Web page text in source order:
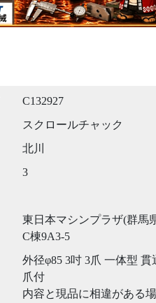
C132927
スクロールチャック
北川
3
東日本マシンプラザ(群馬
C棟9A3-5
外径φ85 3吋 3爪 一体型
爪付
内容と現品に相違がある